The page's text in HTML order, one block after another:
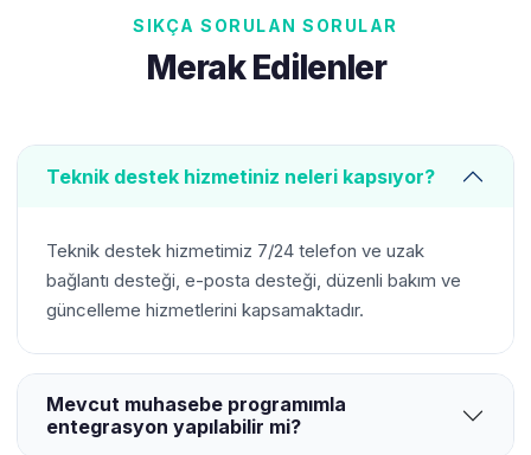
SIKÇA SORULAN SORULAR
Merak Edilenler
Teknik destek hizmetiniz neleri kapsıyor?
Teknik destek hizmetimiz 7/24 telefon ve uzak
bağlantı desteği, e-posta desteği, düzenli bakım ve
güncelleme hizmetlerini kapsamaktadır.
Mevcut muhasebe programımla
entegrasyon yapılabilir mi?